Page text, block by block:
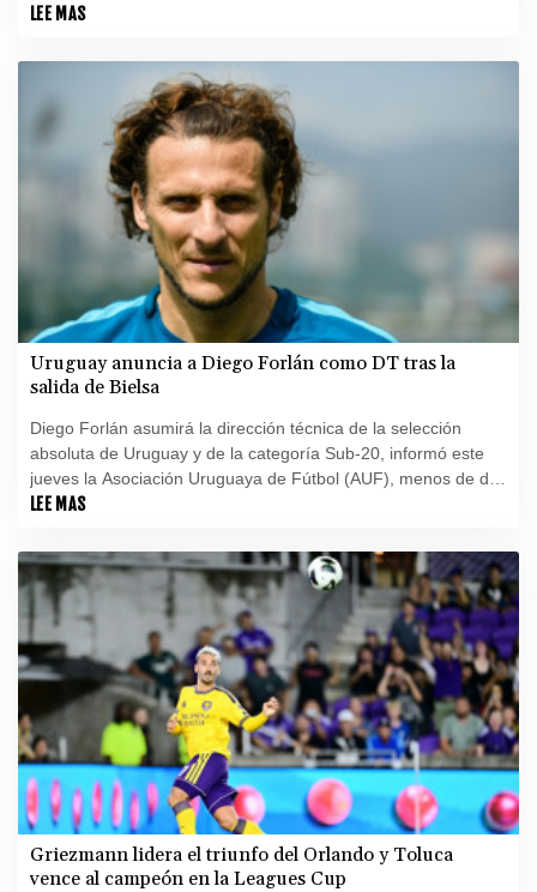
LEE MAS
Uruguay anuncia a Diego Forlán como DT tras la
salida de Bielsa
Diego Forlán asumirá la dirección técnica de la selección
absoluta de Uruguay y de la categoría Sub-20, informó este
jueves la Asociación Uruguaya de Fútbol (AUF), menos de dos
meses después de decepcionar en el Mundial de la mano de
LEE MAS
Griezmann lidera el triunfo del Orlando y Toluca
vence al campeón en la Leagues Cup